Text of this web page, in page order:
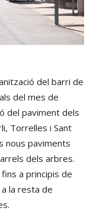
del barri de
del mes de
del paviment dels
Torrelles i Sant
nous paviments
dels arbres.
a principis de
la resta de